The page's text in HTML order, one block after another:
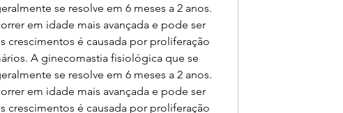
se resolve em 6 meses a 2 anos.
em idade mais avançada e pode ser
crescimentos é causada por proliferação
A ginecomastia fisiológica que se
se resolve em 6 meses a 2 anos.
em idade mais avançada e pode ser
crescimentos é causada por proliferação